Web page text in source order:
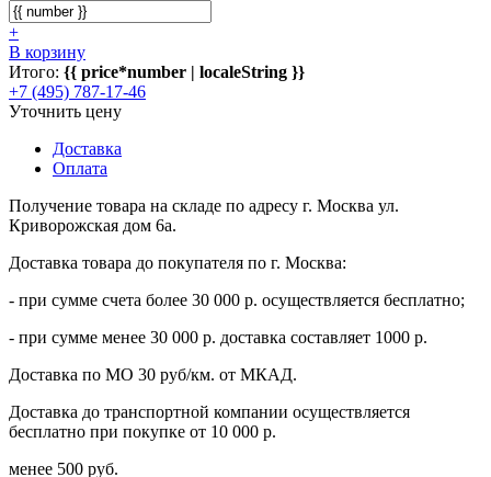
+
В корзину
Итого: {{ price*number | localeString }}
+7 (495) 787-17-46
Уточнить цену
Доставка
Оплата
Получение товара на складе по адресу г. Москва ул.
Криворожская дом 6а.
Доставка товара до покупателя по г. Москва:
- при сумме счета более 30 000 р. осуществляется бесплатно;
- при сумме менее 30 000 р. доставка составляет 1000 р.
Доставка по МО 30 руб/км. от МКАД.
Доставка до транспортной компании осуществляется
бесплатно при покупке от 10 000 р.
менее 500 руб.